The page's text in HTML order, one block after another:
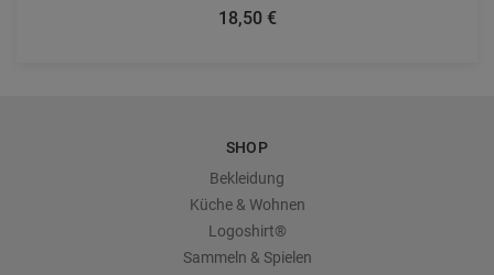
18,50 €
SHOP
Bekleidung
Küche & Wohnen
Logoshirt®
Sammeln & Spielen